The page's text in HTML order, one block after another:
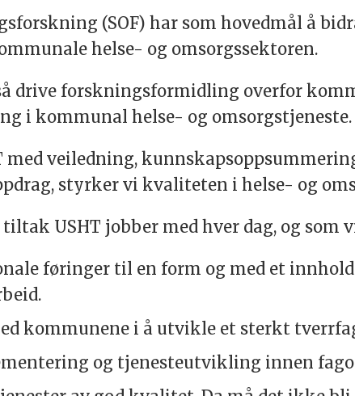
(SOF) har som hovedmål å
helse- og omsorgssektoren.
drive forskningsformidling overfor
i kommunal helse- og omsorgstjeneste.
med veiledning,
styrker vi kvaliteten i helse- og
USHT jobber med hver dag, og som
føringer til en form og med et
kommunene i å utvikle et sterkt
og tjenesteutvikling innen